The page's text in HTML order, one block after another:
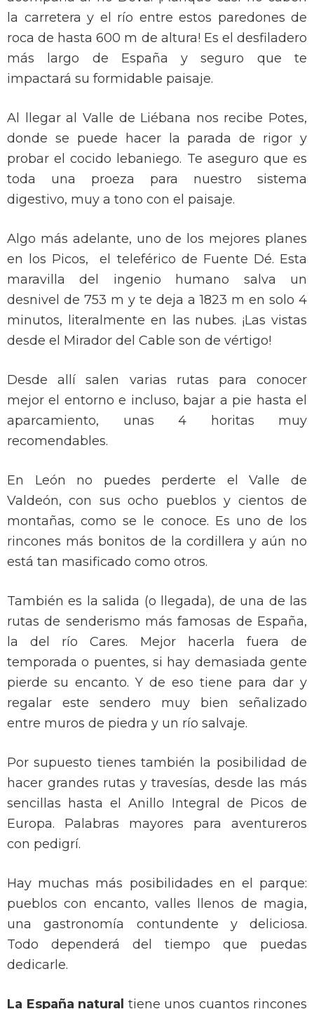
la carretera y el río entre estos paredones de
roca de hasta 600 m de altura! Es el desfiladero
más largo de España y seguro que te
impactará su formidable paisaje.
Al llegar al Valle de Liébana nos recibe Potes,
donde se puede hacer la parada de rigor y
probar el cocido lebaniego. Te aseguro que es
toda una proeza para nuestro sistema
digestivo, muy a tono con el paisaje.
Algo más adelante, uno de los mejores planes
en los Picos, el teleférico de Fuente Dé. Esta
maravilla del ingenio humano salva un
desnivel de 753 m y te deja a 1823 m en solo 4
minutos, literalmente en las nubes. ¡Las vistas
desde el Mirador del Cable son de vértigo!
Desde allí salen varias rutas para conocer
mejor el entorno e incluso, bajar a pie hasta el
aparcamiento, unas 4 horitas muy
recomendables.
En León no puedes perderte el Valle de
Valdeón, con sus ocho pueblos y cientos de
montañas, como se le conoce. Es uno de los
rincones más bonitos de la cordillera y aún no
está tan masificado como otros.
También es la salida (o llegada), de una de las
rutas de senderismo más famosas de España,
la del río Cares. Mejor hacerla fuera de
temporada o puentes, si hay demasiada gente
pierde su encanto. Y de eso tiene para dar y
regalar este sendero muy bien señalizado
entre muros de piedra y un río salvaje.
Por supuesto tienes también la posibilidad de
hacer grandes rutas y travesías, desde las más
sencillas hasta el Anillo Integral de Picos de
Europa. Palabras mayores para aventureros
con pedigrí.
Hay muchas más posibilidades en el parque:
pueblos con encanto, valles llenos de magia,
una gastronomía contundente y deliciosa.
Todo dependerá del tiempo que puedas
dedicarle.
La España natural tiene unos cuantos rincones